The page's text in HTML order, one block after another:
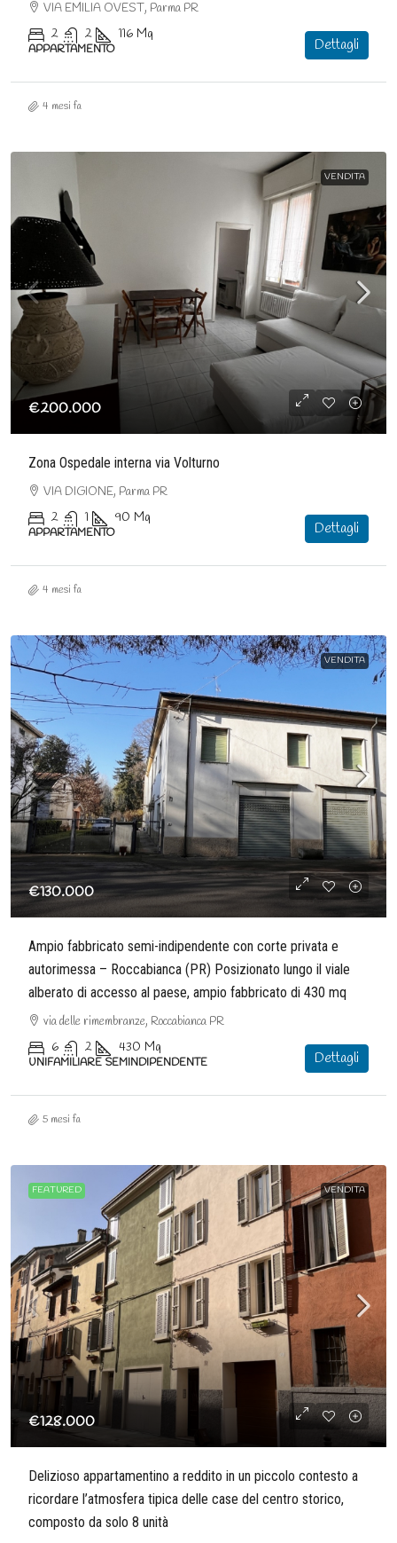
VIA EMILIA OVEST, Parma PR
2 2 116 Mq
APPARTAMENTO Dettagli
4 mesi fa
VENDITA
€200.000
Zona Ospedale interna via Volturno
VIA DIGIONE, Parma PR
2 1 90 Mq
APPARTAMENTO Dettagli
4 mesi fa
VENDITA
€130.000
Ampio fabbricato semi-indipendente con corte privata e
autorimessa – Roccabianca (PR) Posizionato lungo il viale
alberato di accesso al paese, ampio fabbricato di 430 mq
via delle rimembranze, Roccabianca PR
6 2 430 Mq
UNIFAMILIARE SEMINDIPENDENTE Dettagli
5 mesi fa
FEATURED VENDITA
€128.000
Delizioso appartamentino a reddito in un piccolo contesto a
ricordare l’atmosfera tipica delle case del centro storico,
composto da solo 8 unità